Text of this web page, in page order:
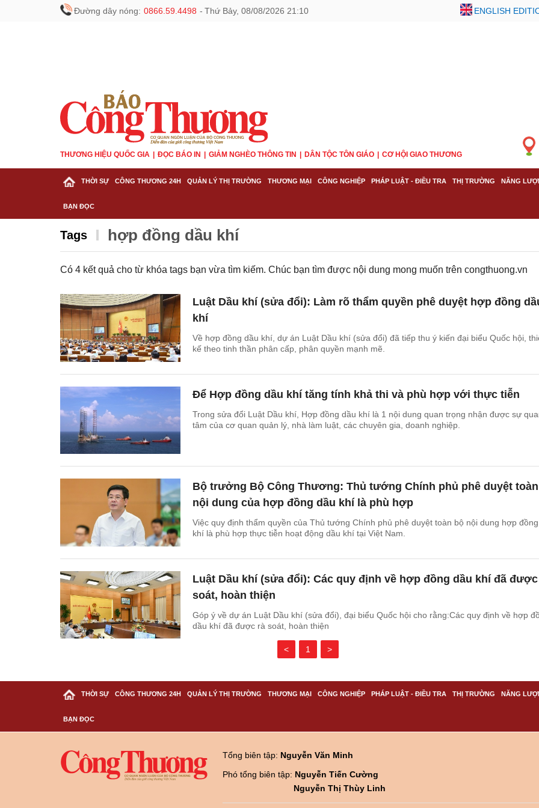
Đường dây nóng: 0866.59.4498 - Thứ Bảy, 08/08/2026 21:10 ENGLISH
THƯƠNG HIỆU QUỐC GIA ĐỌC BÁO IN GIẢM NGHÈO THÔNG TIN DÂN TỘC TÔN GIÁO CƠ HỘI GIAO THƯƠNG
THỜI SỰ CÔNG THƯƠNG 24H QUẢN LÝ THỊ TRƯỜNG THƯƠNG MẠI CÔNG NGHIỆP PHÁP LUẬT - ĐIỀU TRA THỊ TRƯỜNG NĂNG
BẠN ĐỌC
Tags hợp đồng dầu khí
Có 4 kết quả cho từ khóa tags bạn vừa tìm kiếm. Chúc bạn tìm được nội dung mong muốn trên congthuong.vn
Luật Dầu khí (sửa đổi): Làm rõ thẩm quyền phê duyệt hợp đồng
khí
Về hợp đồng dầu khí, dự án Luật Dầu khí (sửa đổi) đã tiếp thu ý kiến đại biểu Quốc hội,
kế theo tinh thần phân cấp, phân quyền mạnh mẽ.
Để Hợp đồng dầu khí tăng tính khả thi và phù hợp với thực tiễn
Trong sửa đổi Luật Dầu khí, Hợp đồng dầu khí là 1 nội dung quan trọng nhận được sự
tâm của cơ quan quản lý, nhà làm luật, các chuyên gia, doanh nghiệp.
Bộ trưởng Bộ Công Thương: Thủ tướng Chính phủ phê duyệt
nội dung của hợp đồng dầu khí là phù hợp
Việc quy định thẩm quyền của Thủ tướng Chính phủ phê duyệt toàn bộ nội dung hợp
khí là phù hợp thực tiễn hoạt động dầu khí tại Việt Nam.
Luật Dầu khí (sửa đổi): Các quy định về hợp đồng dầu khí đã
soát, hoàn thiện
Góp ý về dự án Luật Dầu khí (sửa đổi), đại biểu Quốc hội cho rằng:Các quy định về hợp
dầu khí đã được rà soát, hoàn thiện
< 1 >
THỜI SỰ CÔNG THƯƠNG 24H QUẢN LÝ THỊ TRƯỜNG THƯƠNG MẠI CÔNG NGHIỆP PHÁP LUẬT - ĐIỀU TRA THỊ TRƯỜNG NĂNG
BẠN ĐỌC
Tổng biên tập: Nguyễn Văn Minh
Phó tổng biên tập: Nguyễn Tiến Cường
Nguyễn Thị Thùy Linh